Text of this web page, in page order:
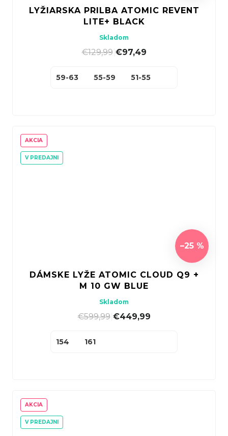
LYŽIARSKA PRILBA ATOMIC REVENT
LITE+ BLACK
Skladom
€129,99| €97,49
59-63 55-59 51-55
AKCIA
V PREDAJNI
–25 %
DÁMSKE LYŽE ATOMIC CLOUD Q9 +
M 10 GW BLUE
Skladom
€599,99| €449,99
154 161
AKCIA
V PREDAJNI